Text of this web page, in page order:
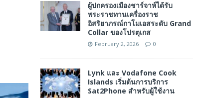
ผู้ปกครองเมืองชาร์จาห์ได้รับ
พระราชทานเครื่องราช
อิสริยาภรณ์กาโมเอสระดับ Grand
Collar ของโปรตุเกส
February 2, 2026 0
Lynk และ Vodafone Cook
Islands เริ่มต้นการบริการ
Sat2Phone สำหรับผู้ใช้งาน